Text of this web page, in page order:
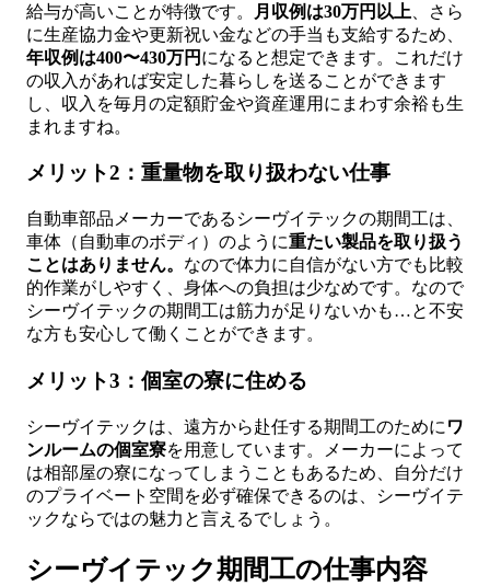
給与が高いことが特徴です。
月収例は30万円以上 、さら
に生産協力金や更新祝い金などの手当も支給するため、
年収例は400〜430万円 になると想定できます。これだけ
の収入があれば安定した暮らしを送ることができます
し、収入を毎月の定額貯金や資産運用にまわす余裕も生
まれますね。
メリット2：重量物を取り扱わない仕事
自動車部品メーカーであるシーヴイテックの期間工は、
車体（自動車のボディ）のように重たい製品を取り扱う
ことはありません。 なので体力に自信がない方でも比較
的作業がしやすく、身体への負担は少なめです。なので
シーヴイテックの期間工は筋力が足りないかも…と不安
な方も安心して働くことができます。
メリット3：個室の寮に住める
シーヴイテックは、遠方から赴任する期間工のために ワ
ンルームの個室寮を用意しています。メーカーによって
は相部屋の寮になってしまうこともあるため、自分だけ
のプライベート空間を必ず確保できるのは、シーヴイテ
ックならではの魅力と言えるでしょう。
シーヴイテック期間工の仕事内容